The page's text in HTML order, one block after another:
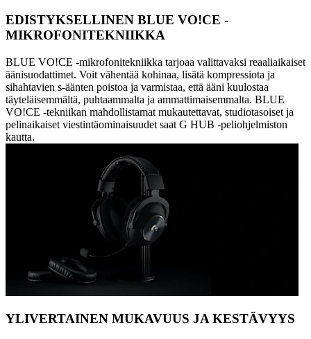
EDISTYKSELLINEN BLUE VO!CE -
MIKROFONITEKNIIKKA
BLUE VO!CE -mikrofonitekniikka tarjoaa valittavaksi reaaliaikaiset
äänisuodattimet. Voit vähentää kohinaa, lisätä kompressiota ja
sihahtavien s-äänten poistoa ja varmistaa, että ääni kuulostaa
täyteläisemmältä, puhtaammalta ja ammattimaisemmalta. BLUE
VO!CE -tekniikan mahdollistamat mukautettavat, studiotasoiset ja
pelinaikaiset viestintäominaisuudet saat G HUB -peliohjelmiston
kautta.
YLIVERTAINEN MUKAVUUS JA KESTÄVYYS